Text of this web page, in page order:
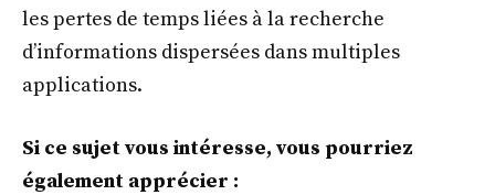
les pertes de temps liées à la recherche
d’informations dispersées dans multiples
applications.
Si ce sujet vous intéresse, vous pourriez
également apprécier :